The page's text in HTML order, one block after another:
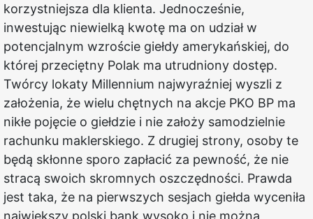
korzystniejsza dla klienta. Jednocześnie,
inwestując niewielką kwotę ma on udział w
potencjalnym wzroście giełdy amerykańskiej, do
której przeciętny Polak ma utrudniony dostęp.
Twórcy lokaty Millennium najwyraźniej wyszli z
założenia, że wielu chętnych na akcje PKO BP ma
nikłe pojęcie o giełdzie i nie założy samodzielnie
rachunku maklerskiego. Z drugiej strony, osoby te
będą skłonne sporo zapłacić za pewność, że nie
stracą swoich skromnych oszczędności. Prawda
jest taka, że na pierwszych sesjach giełda wyceniła
największy polski bank wysoko i nie można